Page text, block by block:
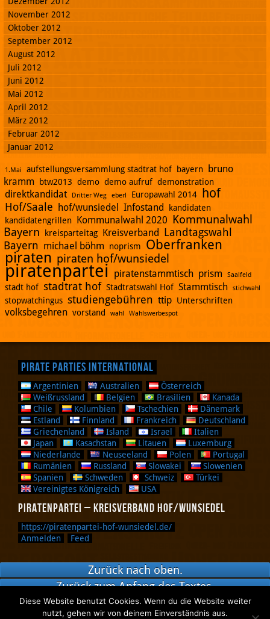
November 2012
Oktober 2012
September 2012
August 2012
Juli 2012
Juni 2012
Mai 2012
April 2012
März 2012
Februar 2012
Januar 2012
1.Mai aufstellungsversammlung stadtrat hof bayern
bruno
kramm
btw2013 demo demo aufruf demonstration
direktkandidat Dritter Weg eberl Europawahl 2014 hof
Hof/Saale hof/wunsiedel Infostand
kandidaten
kandidatengrillen
Kommunalwahl 2020 Kommunalwahl
Bayern
kreisparteitag Kreisverband Landtagswahl
Bayern michael böhm noprism Oberfranken
piraten piraten hof/wunsiedel
piratenpartei piratenstammtisch prism Saalfeld
stadt hof stadtrat hof Stadtratswahl Hof Stammtisch stichwahl
stopwatchingus studiengebühren ttip Unterschriften
volksbegehren vorstand wahl Wahlswerbespot
Pirate Parties International
Argentinien Australien
Österreich
Weißrussland
Belgien Brasilien
Kanada
Chile
Kolumbien Tschechien
Dänemark
Estland
Finnland Frankreich
Deutschland
Griechenland
Island Israel
Italien
Japan
Kasachstan Litauen
Luxemburg
Niederlande
Neuseeland Polen
Portugal
Rumänien
Russland Slowakei
Slowenien
Spanien
Schweden Schweiz
Türkei
Vereinigtes Königreich
USA
Piratenpartei – Kreisverband Hof/Wunsiedel
https://piratenpartei-hof-wunsiedel.de/
Anmelden
Feed
Zurück nach oben.
Zurück zum Anfang des Textes.
Diese Website benutzt Cookies. Wenn du die Website weiter
nutzt, gehen wir von deinem Einverständnis aus.